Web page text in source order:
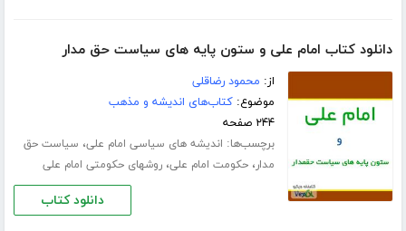
دانلود کتاب امام علی و ستون پایه های سیاست حق مدار
از: محمود رضاقلی
موضوع:کتاب‌های اندیشه و مذهب
۲۴۴ صفحه
برچسب‌ها: اندیشه های سیاسی امام علی، سیاست حق
مدار،حکومت امام علی،روشهای حکومتی امام علی
دانلود کتاب